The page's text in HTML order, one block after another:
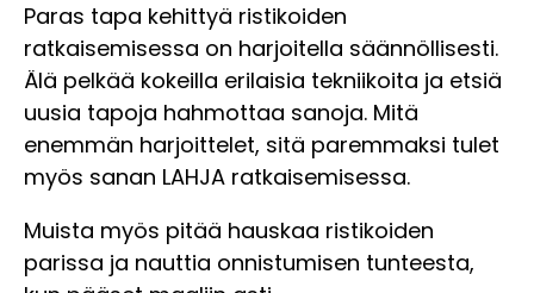
Paras tapa kehittyä ristikoiden
ratkaisemisessa on harjoitella säännöllisesti.
Älä pelkää kokeilla erilaisia tekniikoita ja etsiä
uusia tapoja hahmottaa sanoja. Mitä
enemmän harjoittelet, sitä paremmaksi tulet
myös sanan LAHJA ratkaisemisessa.
Muista myös pitää hauskaa ristikoiden
parissa ja nauttia onnistumisen tunteesta,